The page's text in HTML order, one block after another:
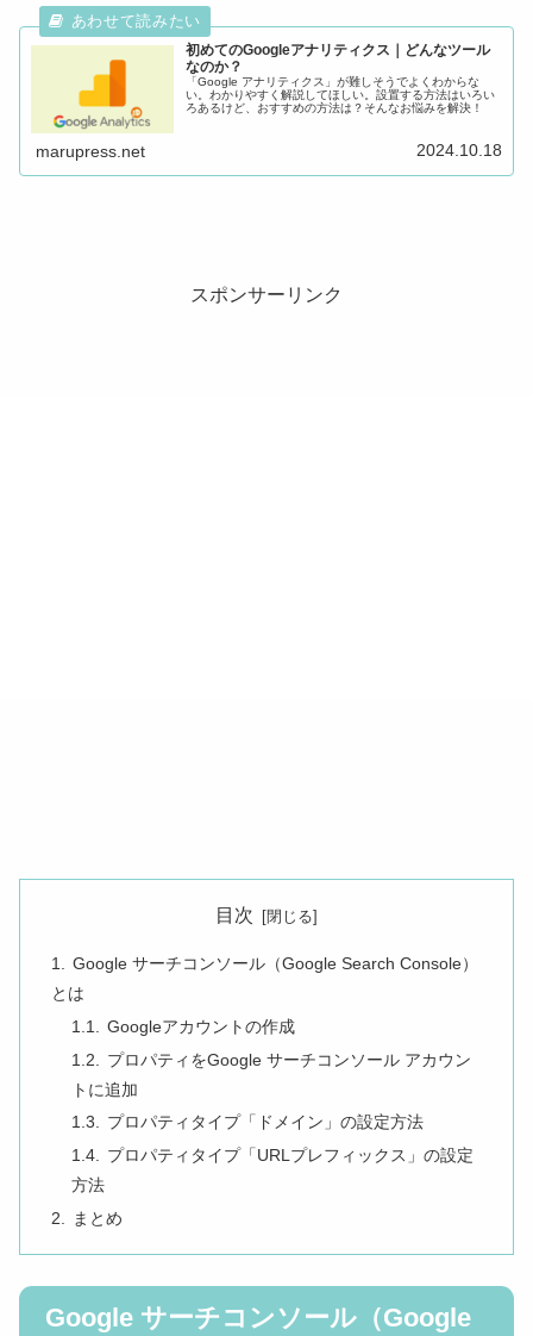
初めてのGoogleアナリティクス｜どんなツール
なのか？
「Google アナリティクス」が難しそうでよくわからな
い。わかりやすく解説してほしい。設置する方法はいろい
ろあるけど、おすすめの方法は？そんなお悩みを解決！
marupress.net 2024.10.18
スポンサーリンク
目次
Google サーチコンソール（Google Search Console）
とは
Googleアカウントの作成
プロパティをGoogle サーチコンソール アカウン
トに追加
プロパティタイプ「ドメイン」の設定方法
プロパティタイプ「URLプレフィックス」の設定
方法
まとめ
Google サーチコンソール（Google